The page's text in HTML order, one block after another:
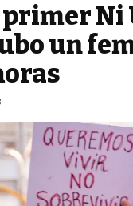
primer Ni
un